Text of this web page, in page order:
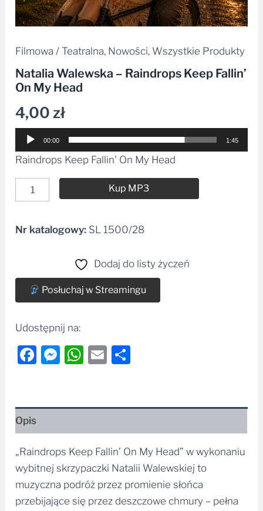
Filmowa / Teatralna, Nowości, Wszystkie Produkty
Natalia Walewska – Raindrops Keep Fallin’
On My Head
4,00zł
Odtwarzacz
plików
dźwiękowych
00:00 1:45
Raindrops Keep Fallin' On My Head
Kup MP3
Alternative:
Nr katalogowy: SL 1500/28
Dodaj do listy życzeń
Posłuchaj w Streamingu
Udostępnij na:
Facebook
Messenger
WhatsApp
Email
Opis
„Raindrops Keep Fallin’ On My Head” w wykonaniu
wybitnej skrzypaczki Natalii Walewskiej to
muzyczna podróż przez promienie słońca
przebijające się przez deszczowe chmury – pełna